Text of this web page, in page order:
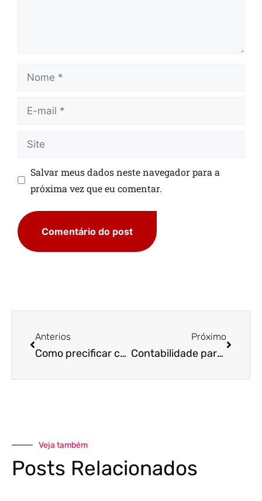
Salvar meus dados neste navegador para a
próxima vez que eu comentar.
Anterios
Como precificar combustíveis – o segredo!
Próximo
Contabilidade para postos de combustível – o seu posto está seguindo esses 4 passos?
Veja também
Posts Relacionados